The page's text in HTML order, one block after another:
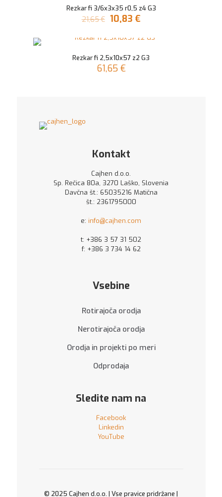
30,68 €.
Rezkar fi 3/6x3x35 r0,5 z4 G3
21,65€ Izvirna
je
21,65 €.
10,83€Trenutna
je:
Rezkar fi 2,5x10x57 z2 G3
61,65 €
Kontakt
Cajhen d.o.o.
Sp. Rečica 80a, 3270 Laško, Slovenia
Davčna št.: 65035216 Matična
št.: 2361795000
e: info@cajhen.com
t: +386 3 57 31 502
f: +386 3 734 14 62
Vsebine
Rotirajoča orodja
Nerotirajoča orodja
Orodja in projekti po meri
Odprodaja
Sledite nam na
Facebook
Linkedin
YouTube
© 2025 Cajhen d.o.o. | Vse pravice pridržane |